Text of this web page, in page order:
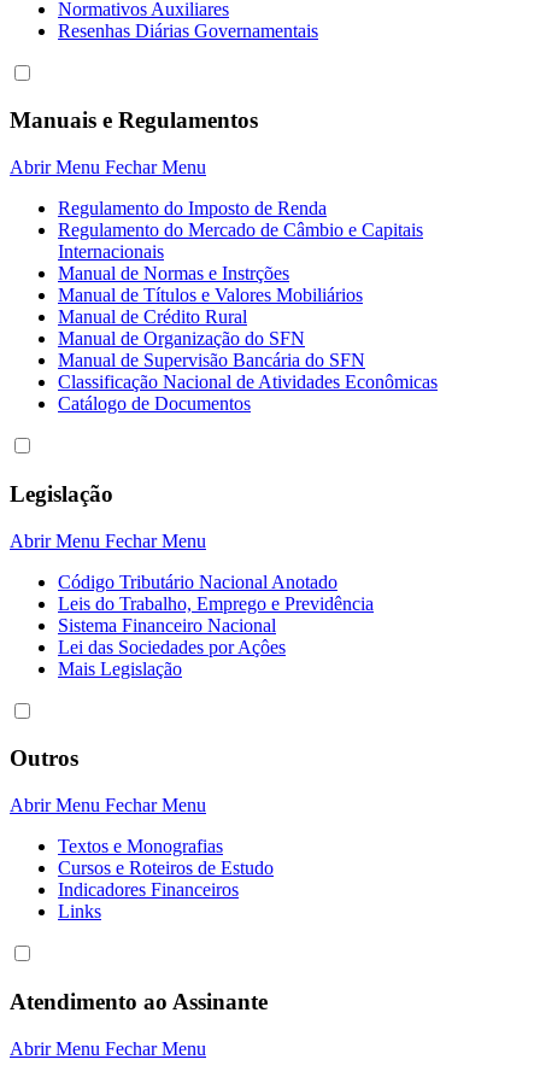
Normativos Auxiliares
Resenhas Diárias Governamentais
Manuais e Regulamentos
Abrir Menu Fechar Menu
Regulamento do Imposto de Renda
Regulamento do Mercado de Câmbio e Capitais
Internacionais
Manual de Normas e Instrções
Manual de Títulos e Valores Mobiliários
Manual de Crédito Rural
Manual de Organização do SFN
Manual de Supervisão Bancária do SFN
Classificação Nacional de Atividades Econômicas
Catálogo de Documentos
Legislação
Abrir Menu Fechar Menu
Código Tributário Nacional Anotado
Leis do Trabalho, Emprego e Previdência
Sistema Financeiro Nacional
Lei das Sociedades por Açôes
Mais Legislação
Outros
Abrir Menu Fechar Menu
Textos e Monografias
Cursos e Roteiros de Estudo
Indicadores Financeiros
Links
Atendimento ao Assinante
Abrir Menu Fechar Menu